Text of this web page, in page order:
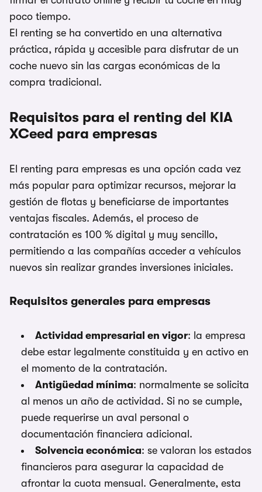
poco tiempo.
El renting se ha convertido en una alternativa
práctica, rápida y accesible para disfrutar de un
coche nuevo sin las cargas económicas de la
compra tradicional.
Requisitos para el renting del KIA
XCeed para empresas
El renting para empresas es una opción cada vez
más popular para optimizar recursos, mejorar la
gestión de flotas y beneficiarse de importantes
ventajas fiscales. Además, el proceso de
contratación es 100 % digital y muy sencillo,
permitiendo a las compañías acceder a vehículos
nuevos sin realizar grandes inversiones iniciales.
Requisitos generales para empresas
Actividad empresarial en vigor: la empresa
debe estar legalmente constituida y en activo en
el momento de la contratación.
Antigüedad mínima: normalmente se solicita
al menos un año de actividad. Si no se cumple,
puede requerirse un aval personal o
documentación financiera adicional.
Solvencia económica: se valoran los estados
financieros para asegurar la capacidad de
afrontar la cuota mensual. Generalmente, esta